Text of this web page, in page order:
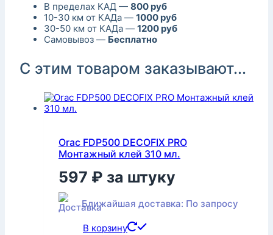
В пределах КАД — 800 руб
10-30 км от КАДа — 1000 руб
30-50 км от КАДа — 1200 руб
Самовывоз — Бесплатно
С этим товаром заказывают...
Orac FDP500 DECOFIX PRO
Монтажный клей 310 мл.
597 ₽ за штуку
Ближайшая доставка: По запросу
В корзину